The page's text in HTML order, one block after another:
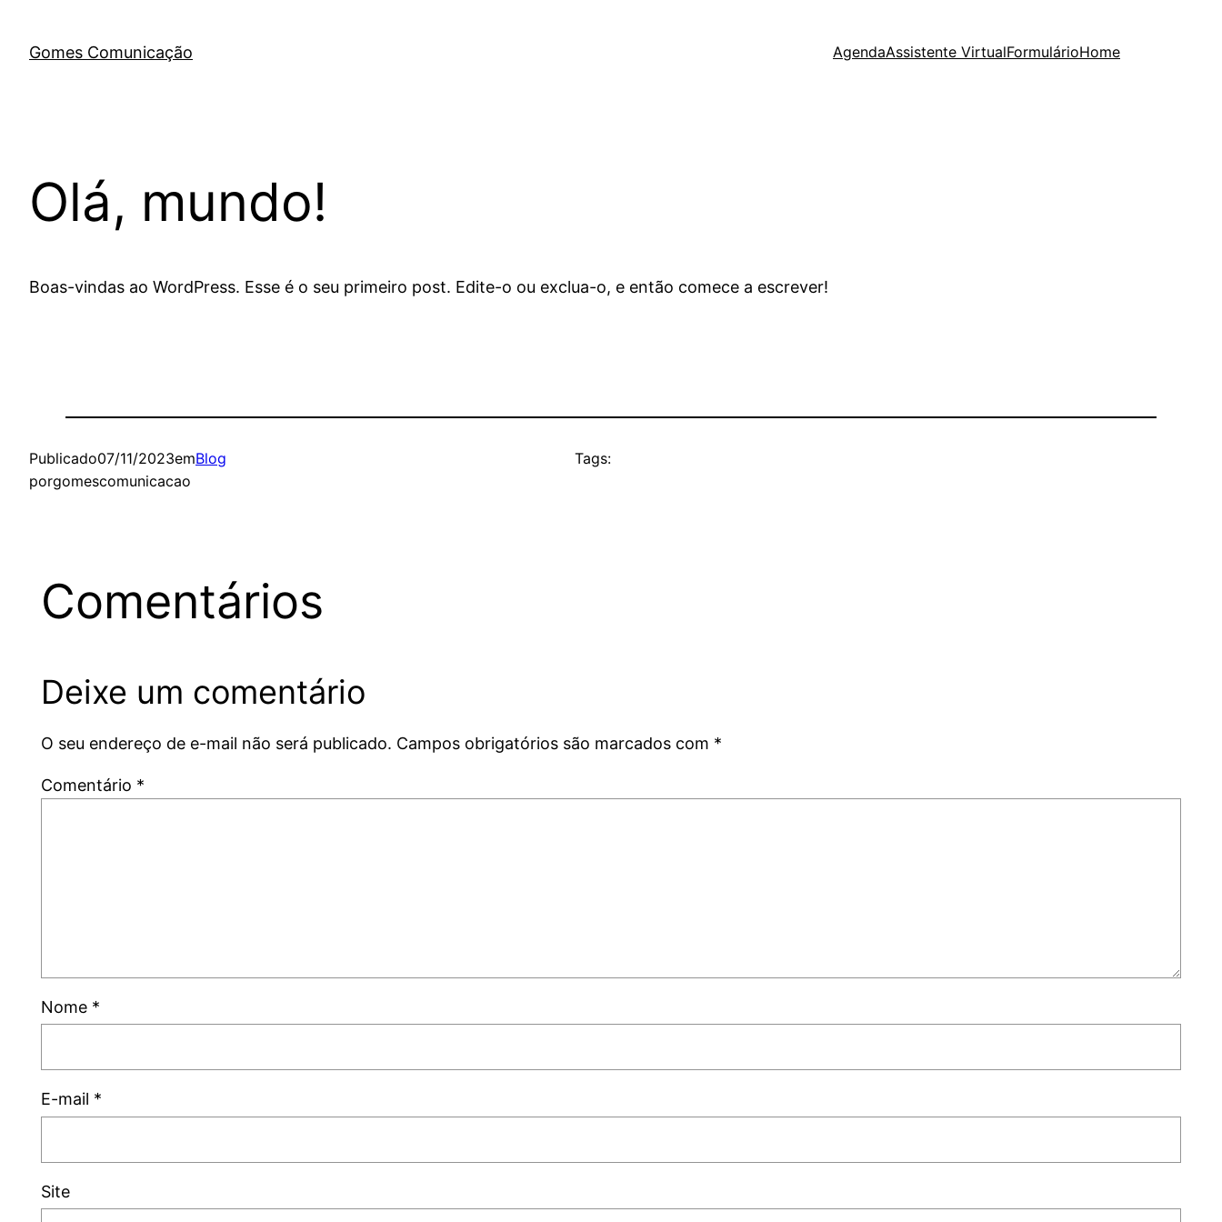
Gomes Comunicação AgendaAssistente VirtualFormulárioHome
Olá, mundo!
Boas-vindas ao WordPress. Esse é o seu primeiro post. Edite-o ou exclua-o, e então comece a escrever!
Publicado07/11/2023emBlog
porgomescomunicacao
Tags:
Comentários
Deixe um comentário
O seu endereço de e-mail não será publicado. Campos obrigatórios são marcados com *
Comentário *
Nome *
E-mail *
Site